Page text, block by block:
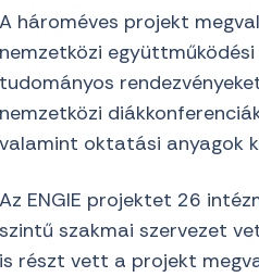
A hároméves projekt
nemzetközi
tudományos
nemzetközi
valamint oktatási anyagok
Az ENGIE projektet 26
szintű szakmai szervezet
is részt vett a projekt